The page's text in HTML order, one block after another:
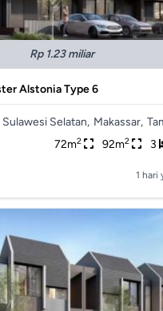
Rp 1.23 miliar
Alstonia Type 6
Sulawesi Selatan, Makassar,
72m2 92m2 3
1 hari